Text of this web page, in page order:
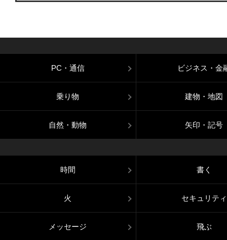
PC・通信 ビジネス・金
乗り物 建物・地図
自然・動物 矢印・記号
時間 書く
火 セキュリティ
メッセージ 飛ぶ